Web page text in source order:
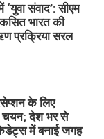
संवाद’: सीएम
भारत की
प्रक्रिया सरल
के लिए
चयन; देश भर से
में बनाई जगह